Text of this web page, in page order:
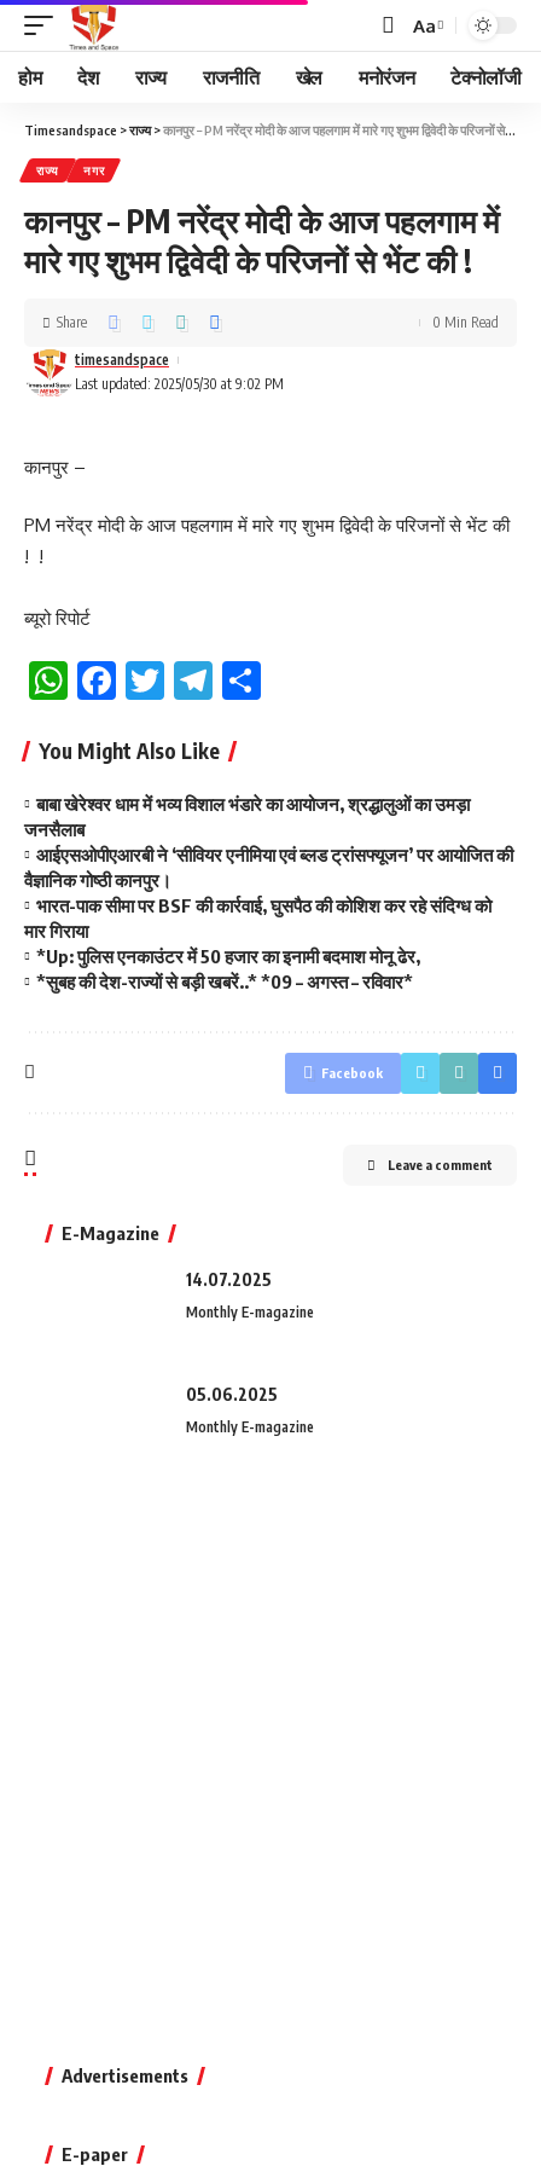
Aa
होम देश राज्य राजनीति खेल मनोरंजन टेक्नोलॉजी
Timesandspace >राज्य>कानपुर – PM नरेंद्र मोदी के आज पहलगाम में मारे गए शुभम द्विवेदी के परिजनों से भेंट की !
राज्य नगर
कानपुर – PM नरेंद्र मोदी के आज पहलगाम में
मारे गए शुभम द्विवेदी के परिजनों से भेंट की !
Last updated: 2025/05/30 at 9:02 PM
timesandspace
Share 0 Min Read
कानपुर –
PM नरेंद्र मोदी के आज पहलगाम में मारे गए शुभम द्विवेदी के परिजनों से भेंट की
! !
ब्यूरो रिपोर्ट
WhatsApp
Facebook
TwitterTelegram
You Might Also Like
बाबा खेरेश्वर धाम में भव्य विशाल भंडारे का आयोजन, श्रद्धालुओं का उमड़ा
जनसैलाब
आईएसओपीएआरबी ने ‘सीवियर एनीमिया एवं ब्लड ट्रांसफ्यूजन’ पर आयोजित की
वैज्ञानिक गोष्ठी कानपुर।
भारत-पाक सीमा पर BSF की कार्रवाई, घुसपैठ की कोशिश कर रहे संदिग्ध को
मार गिराया
*Up: पुलिस एनकाउंटर में 50 हजार का इनामी बदमाश मोनू ढेर,
*सुबह की देश-राज्यों से बड़ी खबरें..* *09 – अगस्त – रविवार*
Facebook
Leave a comment
E-Magazine
14.07.2025
Monthly E-magazine
05.06.2025
Monthly E-magazine
Advertisements
E-paper